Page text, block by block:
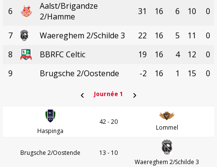
6
Aalst/Brigandze
2/Hamme
31 16 6 10 0
7 Waereghem 2/Schilde 3 22 16 5 11
0
8
BBRFC Celtic 19 16 4 12
0
9
Brugsche 2/Oostende -2 16 1 15 0
‹ Journée 1 ›
Haspinga
42 - 20
Lommel
Brugsche 2/Oostende
13 - 10
Waereghem 2/Schilde 3